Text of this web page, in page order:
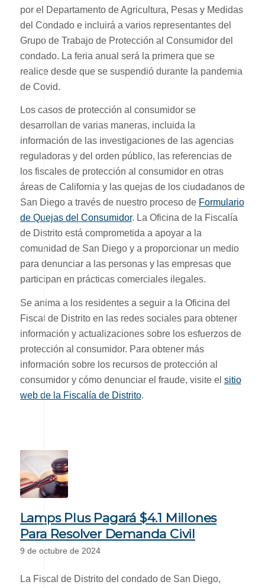
por el Departamento de Agricultura, Pesas y Medidas
del Condado e incluirá a varios representantes del
Grupo de Trabajo de Protección al Consumidor del
condado. La feria anual será la primera que se
realice desde que se suspendió durante la pandemia
de Covid.
Los casos de protección al consumidor se
desarrollan de varias maneras, incluida la
información de las investigaciones de las agencias
reguladoras y del orden público, las referencias de
los fiscales de protección al consumidor en otras
áreas de California y las quejas de los ciudadanos de
San Diego a través de nuestro proceso de Formulario
de Quejas del Consumidor. La Oficina de la Fiscalía
de Distrito está comprometida a apoyar a la
comunidad de San Diego y a proporcionar un medio
para denunciar a las personas y las empresas que
participan en prácticas comerciales ilegales.
Se anima a los residentes a seguir a la Oficina del
Fiscal de Distrito en las redes sociales para obtener
información y actualizaciones sobre los esfuerzos de
protección al consumidor. Para obtener más
información sobre los recursos de protección al
consumidor y cómo denunciar el fraude, visite el sitio
web de la Fiscalía de Distrito.
Lamps Plus Pagará $4.1 Millones
Para Resolver Demanda Civil
9 de octubre de 2024
La Fiscal de Distrito del condado de San Diego,